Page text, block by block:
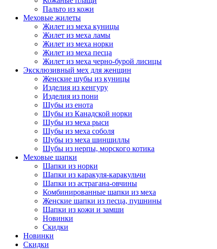
Пальто из кожи
Меховые жилеты
Жилет из меха куницы
Жилет из меха ламы
Жилет из меха норки
Жилет из меха песца
Жилет из меха черно-бурой лисицы
Эксклюзивный мех для женщин
Женские шубы из куницы
Изделия из кенгуру
Изделия из пони
Шубы из енота
Шубы из Канадской норки
Шубы из меха рыси
Шубы из меха соболя
Шубы из меха шиншиллы
Шубы из нерпы, морского котика
Меховые шапки
Шапки из норки
Шапки из каракуля-каракульчи
Шапки из астрагана-овчины
Комбинированные шапки из меха
Женские шапки из песца, пушнины
Шапки из кожи и замши
Новинки
Скидки
Новинки
Скидки